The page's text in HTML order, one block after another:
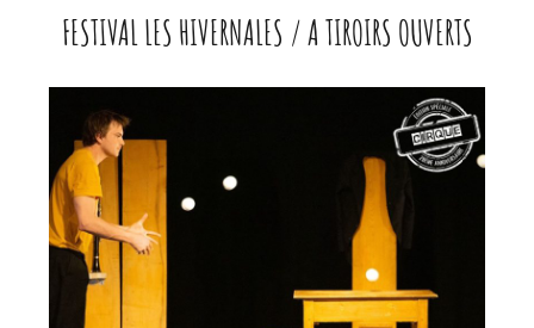
Atelier de l'orage
FESTIVAL LES HIVERNALES / A TIROIRS OUVERTS